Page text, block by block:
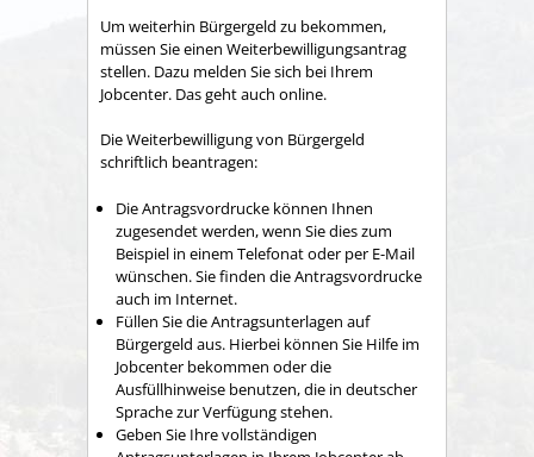
Um weiterhin Bürgergeld zu bekommen,
müssen Sie einen Weiterbewilligungsantrag
stellen. Dazu melden Sie sich bei Ihrem
Jobcenter. Das geht auch online.
Die Weiterbewilligung von Bürgergeld
schriftlich beantragen:
Die Antragsvordrucke können Ihnen
zugesendet werden, wenn Sie dies zum
Beispiel in einem Telefonat oder per E-Mail
wünschen. Sie finden die Antragsvordrucke
auch im Internet.
Füllen Sie die Antragsunterlagen auf
Bürgergeld aus. Hierbei können Sie Hilfe im
Jobcenter bekommen oder die
Ausfüllhinweise benutzen, die in deutscher
Sprache zur Verfügung stehen.
Geben Sie Ihre vollständigen